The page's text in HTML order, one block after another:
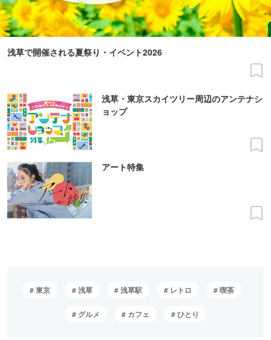
浅草で開催される夏祭り・イベント2026
浅草・東京スカイツリー周辺のアンテナシ
ョップ
アート特集
東京 浅草 浅草駅 レトロ 喫茶
グルメ カフェ ひとり